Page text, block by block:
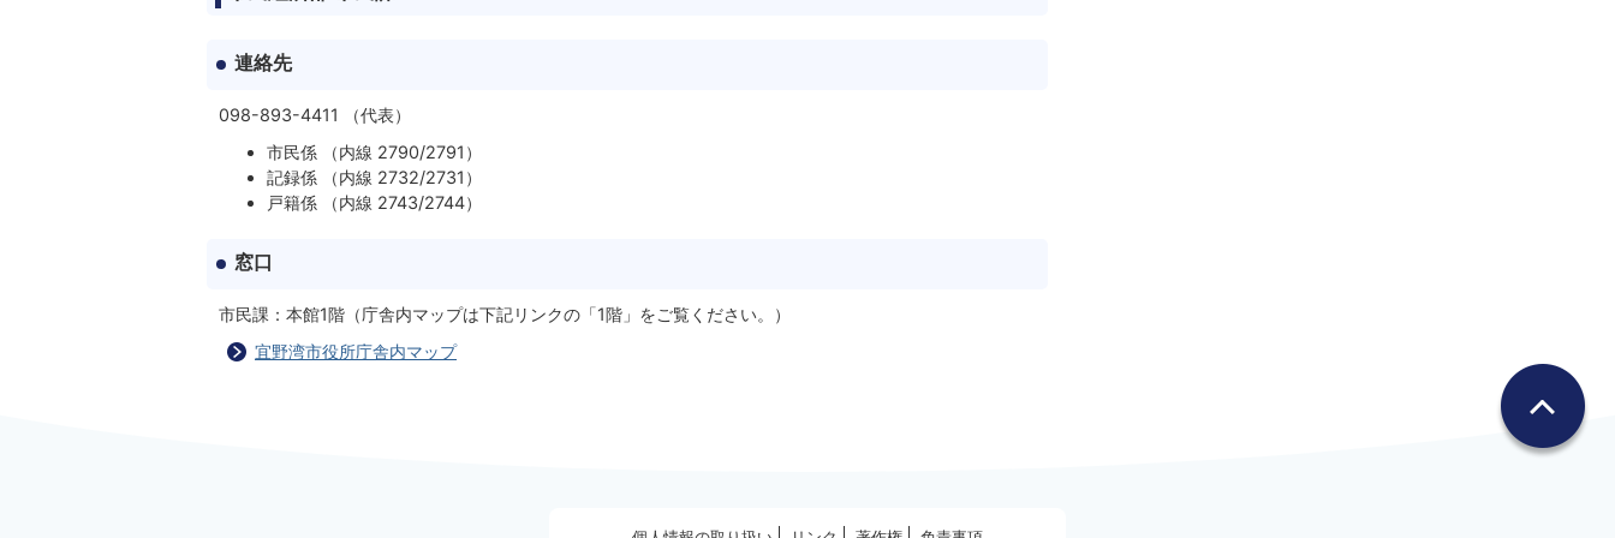
連絡先
098-893-4411 （代表）
市民係 （内線 2790/2791）
記録係 （内線 2732/2731）
戸籍係 （内線 2743/2744）
窓口
市民課：本館1階（庁舎内マップは下記リンクの「1階」をご覧ください。）
宜野湾市役所庁舎内マップ